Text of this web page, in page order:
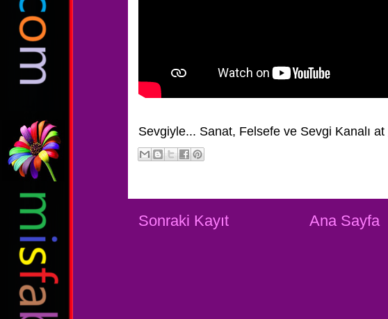
Sevgiyle... Sanat, Felsefe ve Sevgi Kanalı at
Sonraki Kayıt Ana Sayfa